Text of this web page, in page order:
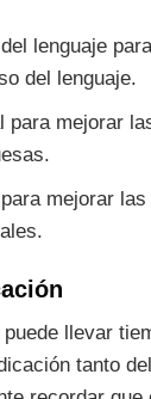
lenguaje
del lenguaje.
para mejorar
mejorar
llevar
tanto